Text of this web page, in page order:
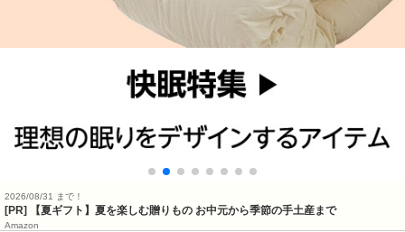
2026/08/31 まで！
[PR] 【夏ギフト】夏を楽しむ贈りもの お中元から季節の手土産まで
Amazon